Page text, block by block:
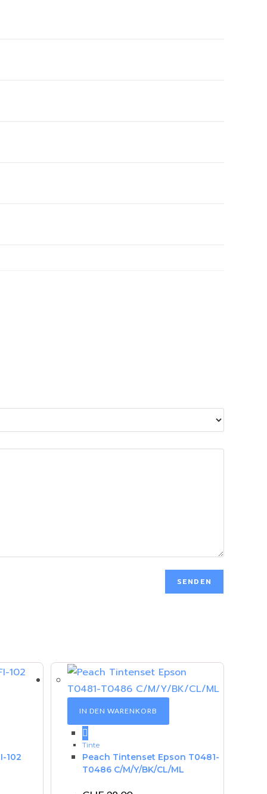
102
IN DEN WARENKORB
Tinte
Peach Tintenset Epson T0481-
T0486 C/M/Y/BK/CL/ML